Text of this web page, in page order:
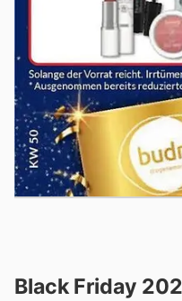
Black Friday